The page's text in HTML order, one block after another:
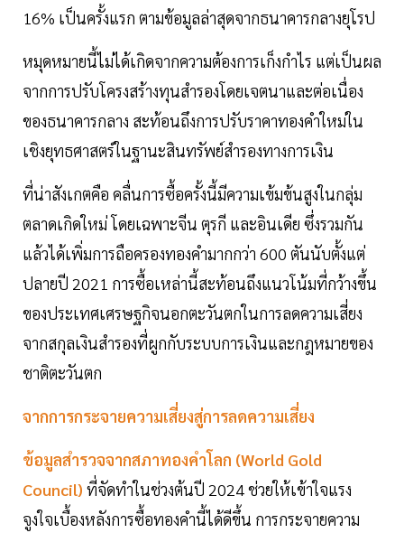
16% เป็นครั้งแรก ตามข้อมูลล่าสุดจากธนาคารกลางยุโรป
หมุดหมายนี้ไม่ได้เกิดจากความต้องการเก็งกำไร แต่เป็นผล
จากการปรับโครงสร้างทุนสำรองโดยเจตนาและต่อเนื่อง
ของธนาคารกลาง สะท้อนถึงการปรับราคาทองคำใหม่ใน
เชิงยุทธศาสตร์ในฐานะสินทรัพย์สำรองทางการเงิน
ที่น่าสังเกตคือ คลื่นการซื้อครั้งนี้มีความเข้มข้นสูงในกลุ่ม
ตลาดเกิดใหม่ โดยเฉพาะจีน ตุรกี และอินเดีย ซึ่งรวมกัน
แล้วได้เพิ่มการถือครองทองคำมากกว่า 600 ตันนับตั้งแต่
ปลายปี 2021 การซื้อเหล่านี้สะท้อนถึงแนวโน้มที่กว้างขึ้น
ของประเทศเศรษฐกิจนอกตะวันตกในการลดความเสี่ยง
จากสกุลเงินสำรองที่ผูกกับระบบการเงินและกฎหมายของ
ชาติตะวันตก
จากการกระจายความเสี่ยงสู่การลดความเสี่ยง
ข้อมูลสำรวจจากสภาทองคำโลก (World Gold
Council) ที่จัดทำในช่วงต้นปี 2024 ช่วยให้เข้าใจแรง
จูงใจเบื้องหลังการซื้อทองคำนี้ได้ดีขึ้น การกระจายความ